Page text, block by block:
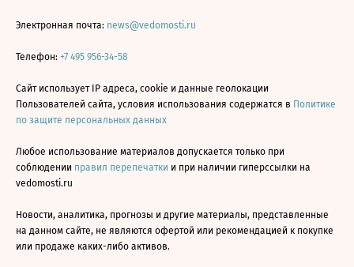
Электронная почта: news@vedomosti.ru
Телефон: +7 495 956-34-58
Сайт использует IP адреса, cookie и данные геолокации
Пользователей сайта, условия использования содержатся в Политике
по защите персональных данных
Любое использование материалов допускается только при
соблюдении правил перепечатки и при наличии гиперссылки на
vedomosti.ru
Новости, аналитика, прогнозы и другие материалы, представленные
на данном сайте, не являются офертой или рекомендацией к покупке
или продаже каких-либо активов.